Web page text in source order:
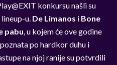
konkursu našli su
u. De Limanos i Bone
pabu, u kojem će ove godine
po hardkor duhu i
na njoj ranije su potvrdili